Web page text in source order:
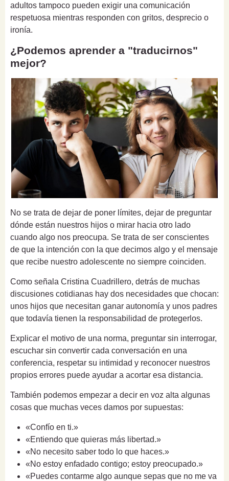
adultos tampoco pueden exigir una comunicación
respetuosa mientras responden con gritos, desprecio o
ironía.
¿Podemos aprender a "traducirnos"
mejor?
No se trata de dejar de poner límites, dejar de preguntar
dónde están nuestros hijos o mirar hacia otro lado
cuando algo nos preocupa. Se trata de ser conscientes
de que la intención con la que decimos algo y el mensaje
que recibe nuestro adolescente no siempre coinciden.
Como señala Cristina Cuadrillero, detrás de muchas
discusiones cotidianas hay dos necesidades que chocan:
unos hijos que necesitan ganar autonomía y unos padres
que todavía tienen la responsabilidad de protegerlos.
Explicar el motivo de una norma, preguntar sin interrogar,
escuchar sin convertir cada conversación en una
conferencia, respetar su intimidad y reconocer nuestros
propios errores puede ayudar a acortar esa distancia.
También podemos empezar a decir en voz alta algunas
cosas que muchas veces damos por supuestas:
«Confío en ti.»
«Entiendo que quieras más libertad.»
«No necesito saber todo lo que haces.»
«No estoy enfadado contigo; estoy preocupado.»
«Puedes contarme algo aunque sepas que no me va